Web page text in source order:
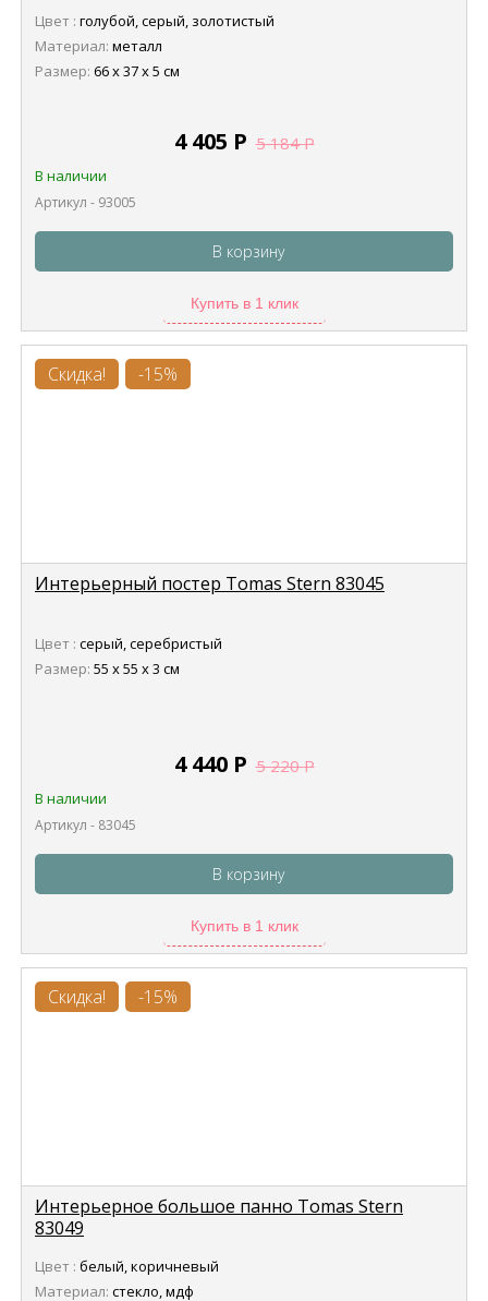
Цвет : голубой, серый, золотистый
Материал: металл
Размер: 66 х 37 х 5 см
4 405 Р 5 184Р
В наличии
Артикул - 93005
В корзину
Купить в 1 клик
Скидка! -15%
Интерьерный постер Tomas Stern 83045
Цвет : серый, серебристый
Размер: 55 х 55 х 3 см
4 440 Р 5 220Р
В наличии
Артикул - 83045
В корзину
Купить в 1 клик
Скидка! -15%
Интерьерное большое панно Tomas Stern
83049
Цвет : белый, коричневый
Материал: стекло, мдф